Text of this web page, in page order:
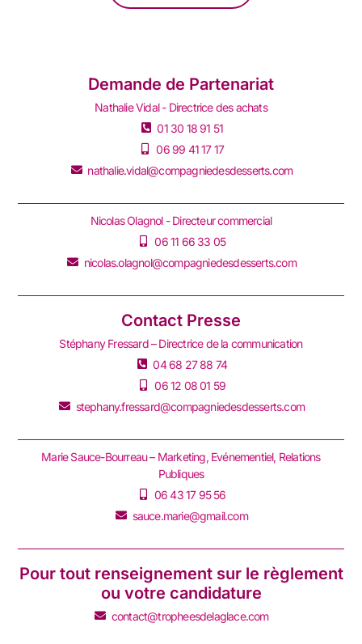
Demande de Partenariat
Nathalie Vidal - Directrice des achats
01 30 18 91 51
06 99 41 17 17
nathalie.vidal@compagniedesdesserts.com
Nicolas Olagnol - Directeur commercial
06 11 66 33 05
nicolas.olagnol@compagniedesdesserts.com
Contact Presse
Stéphany Fressard – Directrice de la communication
04 68 27 88 74
06 12 08 01 59
stephany.fressard@compagniedesdesserts.com
Marie Sauce-Bourreau – Marketing, Evénementiel, Relations
Publiques
06 43 17 95 56
sauce.marie@gmail.com
Pour tout renseignement sur le règlement
ou votre candidature
contact@tropheesdelaglace.com